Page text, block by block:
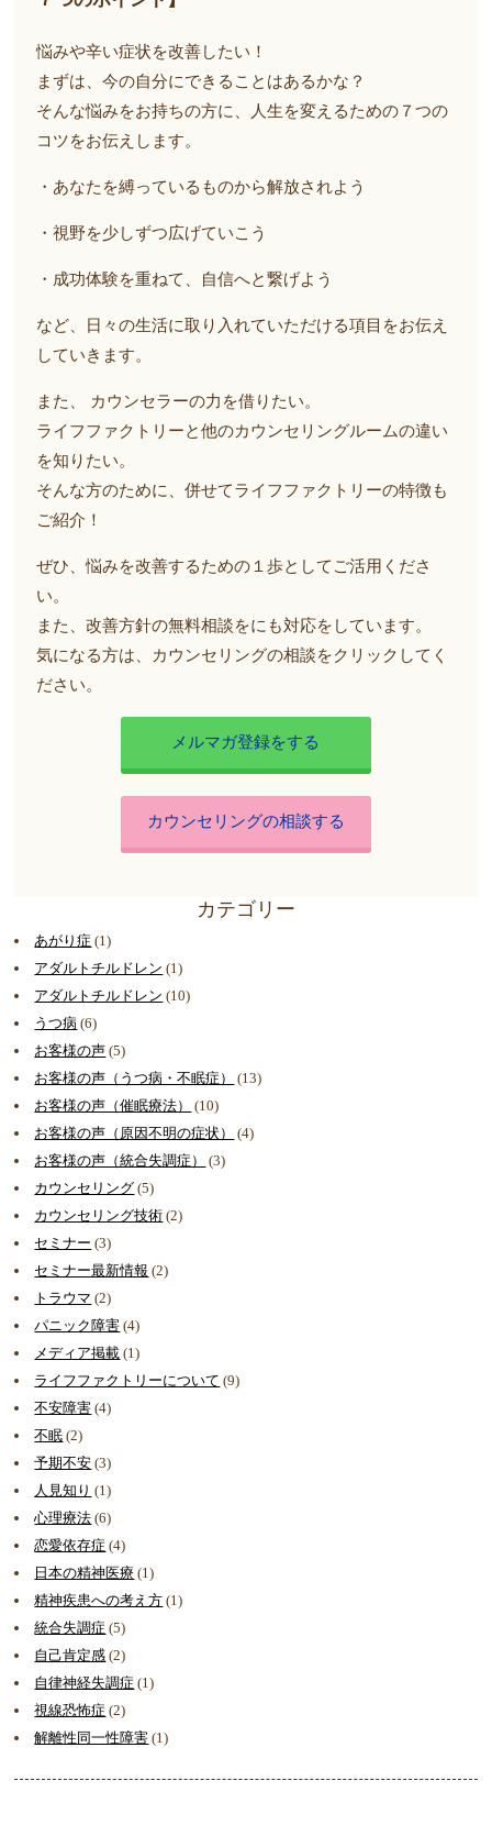
悩みや辛い症状を改善したい！
まずは、今の自分にできることはあるかな？
そんな悩みをお持ちの方に、人生を変えるための７つの
コツをお伝えします。
・あなたを縛っているものから解放されよう
・視野を少しずつ広げていこう
・成功体験を重ねて、自信へと繋げよう
など、日々の生活に取り入れていただける項目をお伝え
していきます。
また、 カウンセラーの力を借りたい。
ライフファクトリーと他のカウンセリングルームの違い
を知りたい。
そんな方のために、併せてライフファクトリーの特徴も
ご紹介！
ぜひ、悩みを改善するための１歩としてご活用くださ
い。
また、改善方針の無料相談をにも対応をしています。
気になる方は、カウンセリングの相談をクリックしてく
ださい。
メルマガ登録をする
カウンセリングの相談する
カテゴリー
あがり症 (1)
アダルトチルドレン (1)
アダルトチルドレン (10)
うつ病 (6)
お客様の声 (5)
お客様の声（うつ病・不眠症）
(13)
お客様の声（催眠療法）
(10)
お客様の声（原因不明の症状）
(4)
お客様の声（統合失調症）
(3)
カウンセリング (5)
カウンセリング技術 (2)
セミナー (3)
セミナー最新情報 (2)
トラウマ (2)
パニック障害 (4)
メディア掲載 (1)
ライフファクトリーについて (9)
不安障害 (4)
不眠 (2)
予期不安 (3)
人見知り (1)
心理療法 (6)
恋愛依存症 (4)
日本の精神医療 (1)
精神疾患への考え方 (1)
統合失調症 (5)
自己肯定感 (2)
自律神経失調症 (1)
視線恐怖症 (2)
解離性同一性障害 (1)